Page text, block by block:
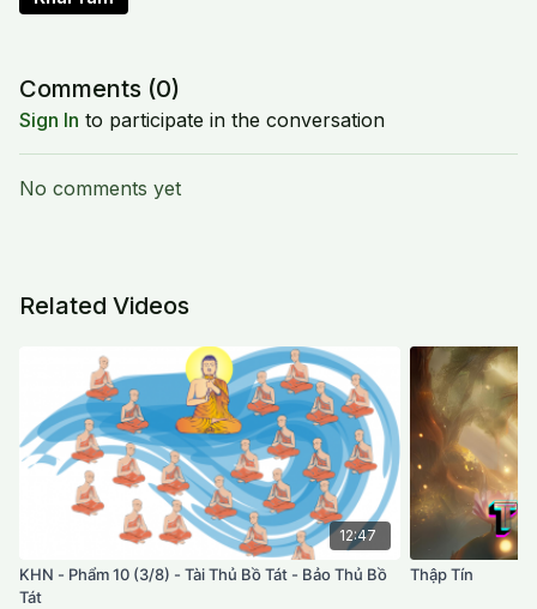
Comments (0)
Sign In to participate in the conversation
No comments yet
Related Videos
12:47
KHN - Phẩm 10 (3/8) - Tài Thủ Bồ Tát - Bảo Thủ Bồ
Tát
Thập Tín